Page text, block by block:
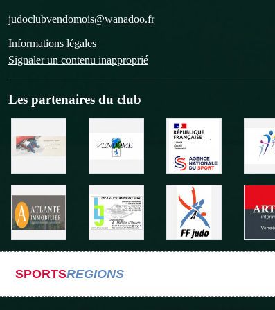
judoclubvendomois@wanadoo.fr
Informations légales
Signaler un contenu inapproprié
Les partenaires du club
SPORTSREGIONS